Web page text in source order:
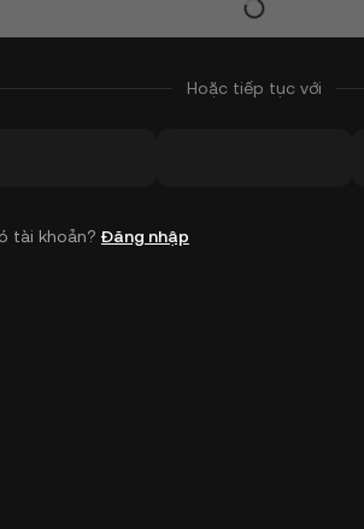
Hoặc tiếp tục với
tài khoản? Đăng nhập